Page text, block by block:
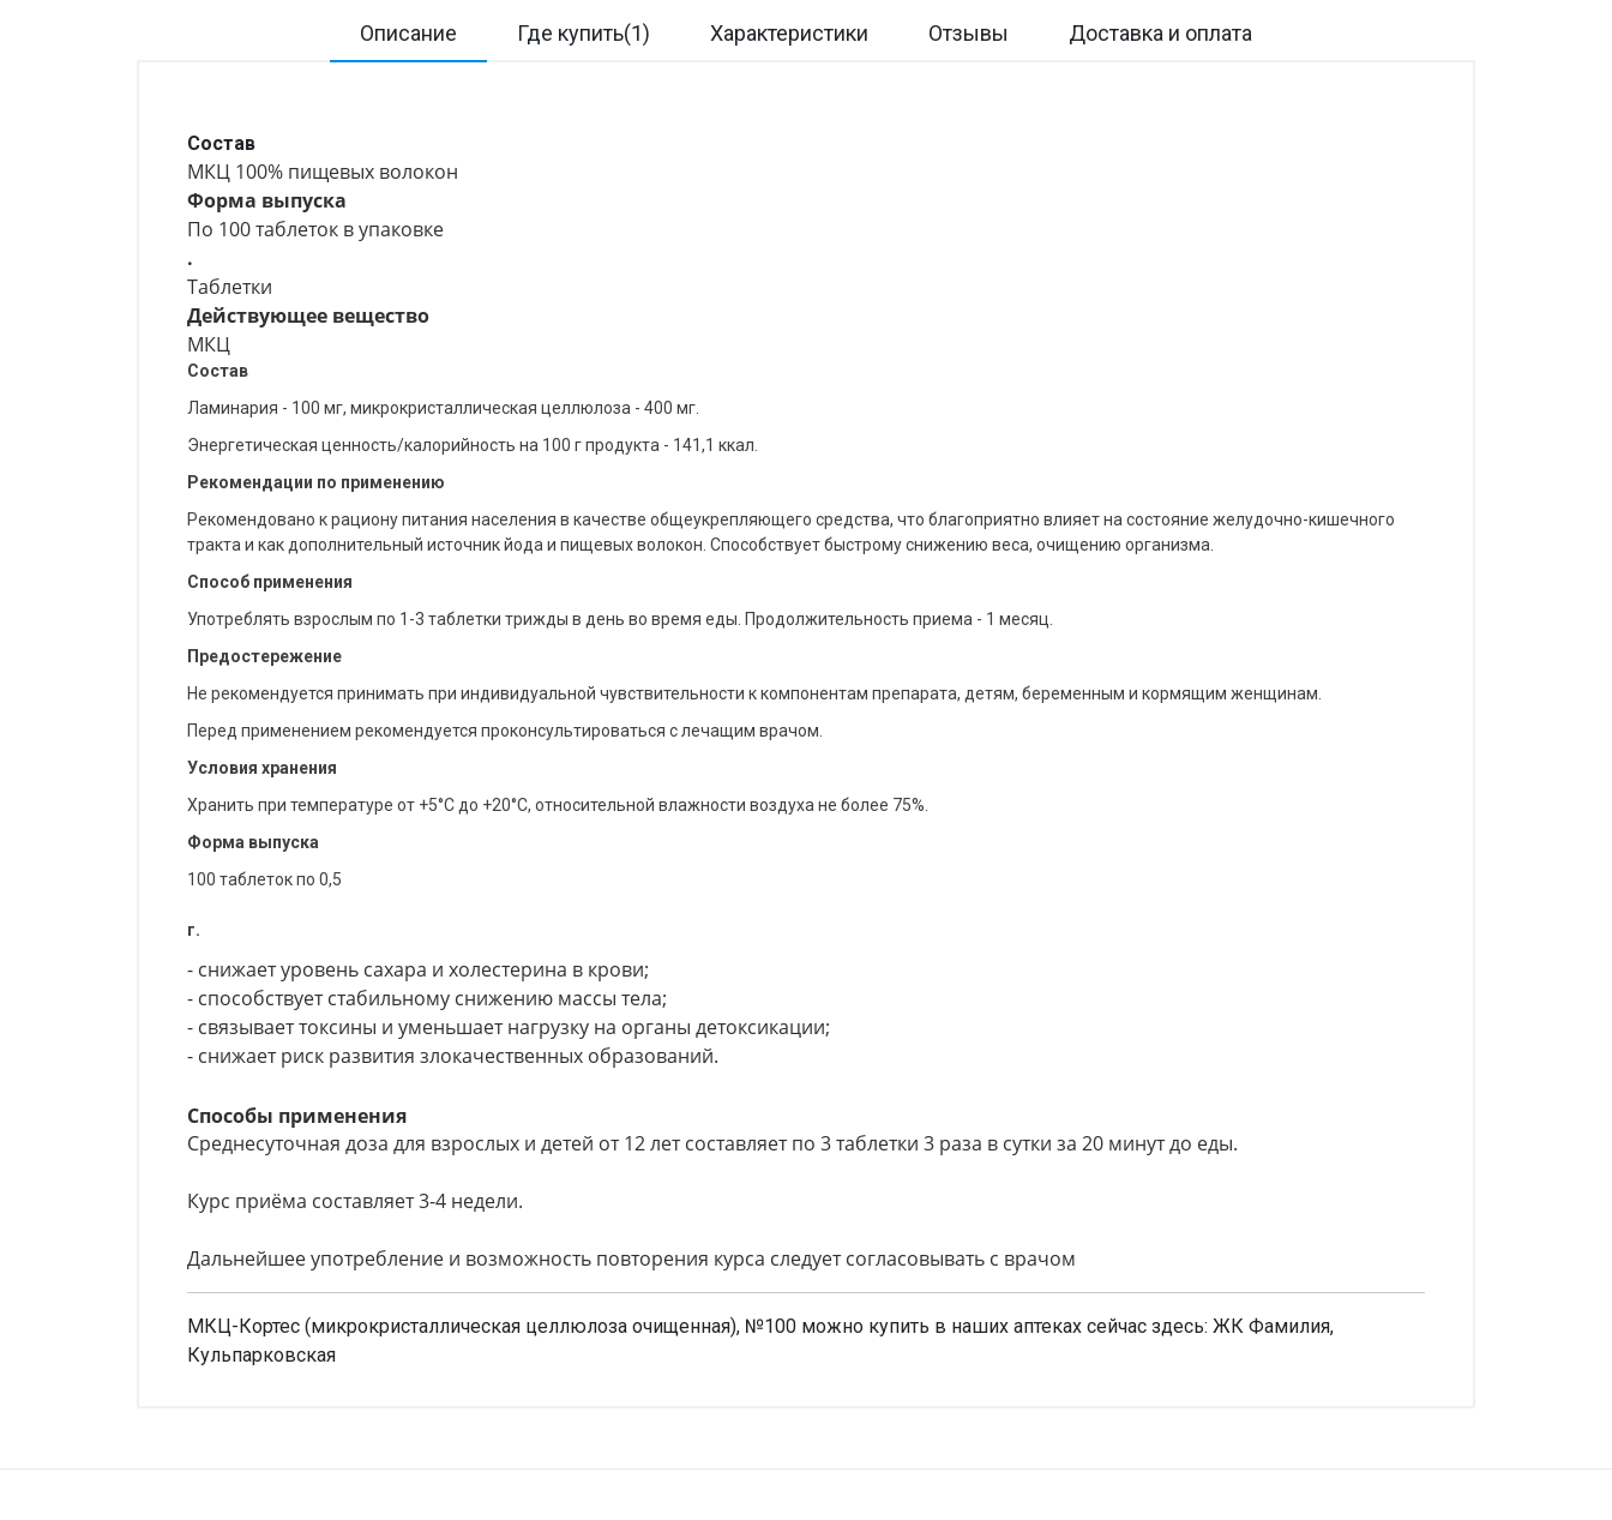
Описание Где купить(1) Характеристики Отзывы Доставка и оплата
Состав
МКЦ 100% пищевых волокон
Форма выпуска
По 100 таблеток в упаковке
.
Таблетки
Действующее вещество
МКЦ
Состав
Ламинария - 100 мг, микрокристаллическая целлюлоза - 400 мг.
Энергетическая ценность/калорийность на 100 г продукта - 141,1 ккал.
Рекомендации по применению
Рекомендовано к рациону питания населения в качестве общеукрепляющего средства, что благоприятно влияет на состояние желудочно-кишечного
тракта и как дополнительный источник йода и пищевых волокон. Способствует быстрому снижению веса, очищению организма.
Способ применения
Употреблять взрослым по 1-3 таблетки трижды в день во время еды. Продолжительность приема - 1 месяц.
Предостережение
Не рекомендуется принимать при индивидуальной чувствительности к компонентам препарата, детям, беременным и кормящим женщинам.
Перед применением рекомендуется проконсультироваться с лечащим врачом.
Условия хранения
Хранить при температуре от +5°C до +20°C, относительной влажности воздуха не более 75%.
Форма выпуска
100 таблеток по 0,5
г.
- снижает уровень сахара и холестерина в крови;
- способствует стабильному снижению массы тела;
- связывает токсины и уменьшает нагрузку на органы детоксикации;
- снижает риск развития злокачественных образований.
Способы применения
Среднесуточная доза для взрослых и детей от 12 лет составляет по 3 таблетки 3 раза в сутки за 20 минут до еды.
Курс приёма составляет 3-4 недели.
Дальнейшее употребление и возможность повторения курса следует согласовывать с врачом
МКЦ-Кортес (микрокристаллическая целлюлоза очищенная), №100 можно купить в наших аптеках сейчас здесь: ЖК Фамилия,
Кульпарковская